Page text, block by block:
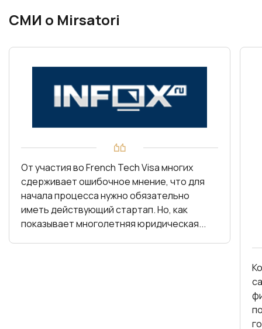
СМИ о Mirsatori
От участия во French Tech Visa многих
сдерживает ошибочное мнение, что для
начала процесса нужно обязательно
иметь действующий стартап. Но, как
показывает многолетняя юридическая...